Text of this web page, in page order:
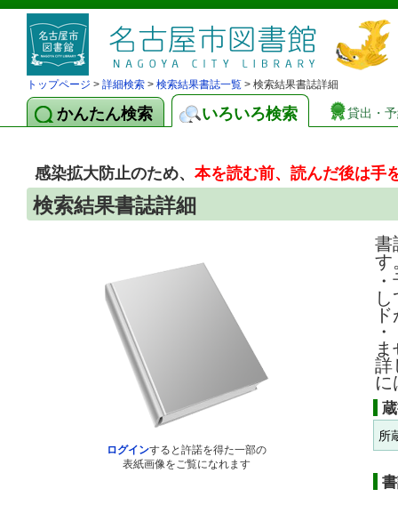
トップページ > 詳細検索 > 検索結果書誌一覧 > 検索結果書誌詳細
かんたん検索 いろいろ検索 貸出・
感染拡大防止のため、本を読む前、読んだ後は手
検索結果書誌詳細
ログインすると許諾を得た一部の
表紙画像をご覧になれます
書
す
詳
に
所